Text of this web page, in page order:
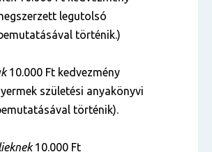
legutolsó
történik.)
10.000 Ft kedvezmény
születési anyakönyvi
történik).
10.000 Ft